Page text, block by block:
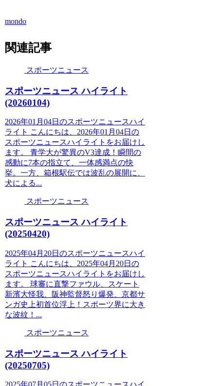
mondo
関連記事
スポーツニュース
スポーツニュース ハイライト
(20260104)
2026年01月04日のスポーツニュースハイ
ライト こんにちは、2026年01月04日の
スポーツニュースハイライトをお届けし
ます。 青学大が驚異のV3達成！瞬間の
感動に7本の指立て、一体感満点の快
挙。一方、箱根駅伝では波乱の展開に、
犬による...
スポーツニュース
スポーツニュース ハイライト
(20250420)
2025年04月20日のスポーツニュースハイ
ライト こんにちは、2025年04月20日の
スポーツニュースハイライトをお届けし
ます。 球審に直撃ファウル、スケート
新濱大怪我、阪神監督怒り爆発、京都サ
ンガ史上初首位浮上！スポーツ界に大き
な波紋！...
スポーツニュース
スポーツニュース ハイライト
(20250705)